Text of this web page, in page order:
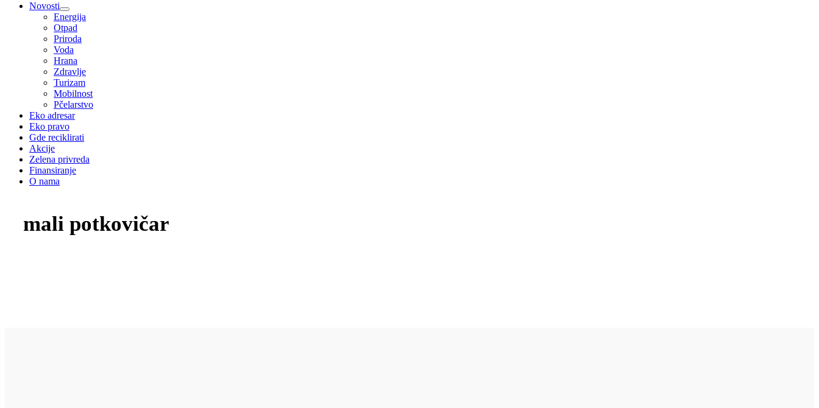
Novosti
Energija
Otpad
Priroda
Voda
Hrana
Zdravlje
Turizam
Mobilnost
Pčelarstvo
Eko adresar
Eko pravo
Gde reciklirati
Akcije
Zelena privreda
Finansiranje
O nama
mali potkovičar